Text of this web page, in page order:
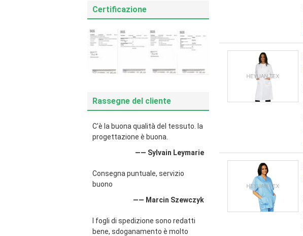
Certificazione
Rassegne del cliente
C'è la buona qualità del tessuto. la
progettazione è buona.
—— Sylvain Leymarie
Consegna puntuale, servizio
buono
—— Marcin Szewczyk
I fogli di spedizione sono redatti
bene, sdoganamento è molto